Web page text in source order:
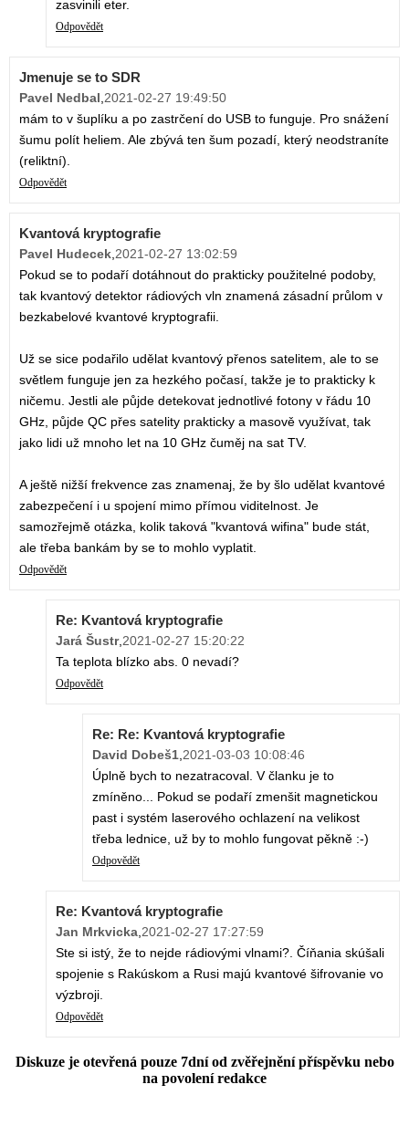
zasvinili eter.
Odpovědět
Jmenuje se to SDR
Pavel Nedbal,2021-02-27 19:49:50
mám to v šuplíku a po zastrčení do USB to funguje. Pro snážení
šumu polít heliem. Ale zbývá ten šum pozadí, který neodstraníte
(reliktní).
Odpovědět
Kvantová kryptografie
Pavel Hudecek,2021-02-27 13:02:59
Pokud se to podaří dotáhnout do prakticky použitelné podoby,
tak kvantový detektor rádiových vln znamená zásadní průlom v
bezkabelové kvantové kryptografii.
Už se sice podařilo udělat kvantový přenos satelitem, ale to se
světlem funguje jen za hezkého počasí, takže je to prakticky k
ničemu. Jestli ale půjde detekovat jednotlivé fotony v řádu 10
GHz, půjde QC přes satelity prakticky a masově využívat, tak
jako lidi už mnoho let na 10 GHz čuměj na sat TV.
A ještě nižší frekvence zas znamenaj, že by šlo udělat kvantové
zabezpečení i u spojení mimo přímou viditelnost. Je
samozřejmě otázka, kolik taková "kvantová wifina" bude stát,
ale třeba bankám by se to mohlo vyplatit.
Odpovědět
Re: Kvantová kryptografie
Jará Šustr,2021-02-27 15:20:22
Ta teplota blízko abs. 0 nevadí?
Odpovědět
Re: Re: Kvantová kryptografie
David Dobeš1,2021-03-03 10:08:46
Úplně bych to nezatracoval. V članku je to
zmíněno... Pokud se podaří zmenšit magnetickou
past i systém laserového ochlazení na velikost
třeba lednice, už by to mohlo fungovat pěkně :-)
Odpovědět
Re: Kvantová kryptografie
Jan Mrkvicka,2021-02-27 17:27:59
Ste si istý, že to nejde rádiovými vlnami?. Číňania skúšali
spojenie s Rakúskom a Rusi majú kvantové šifrovanie vo
výzbroji.
Odpovědět
Diskuze je otevřená pouze 7dní od zvěřejnění příspěvku nebo
na povolení redakce